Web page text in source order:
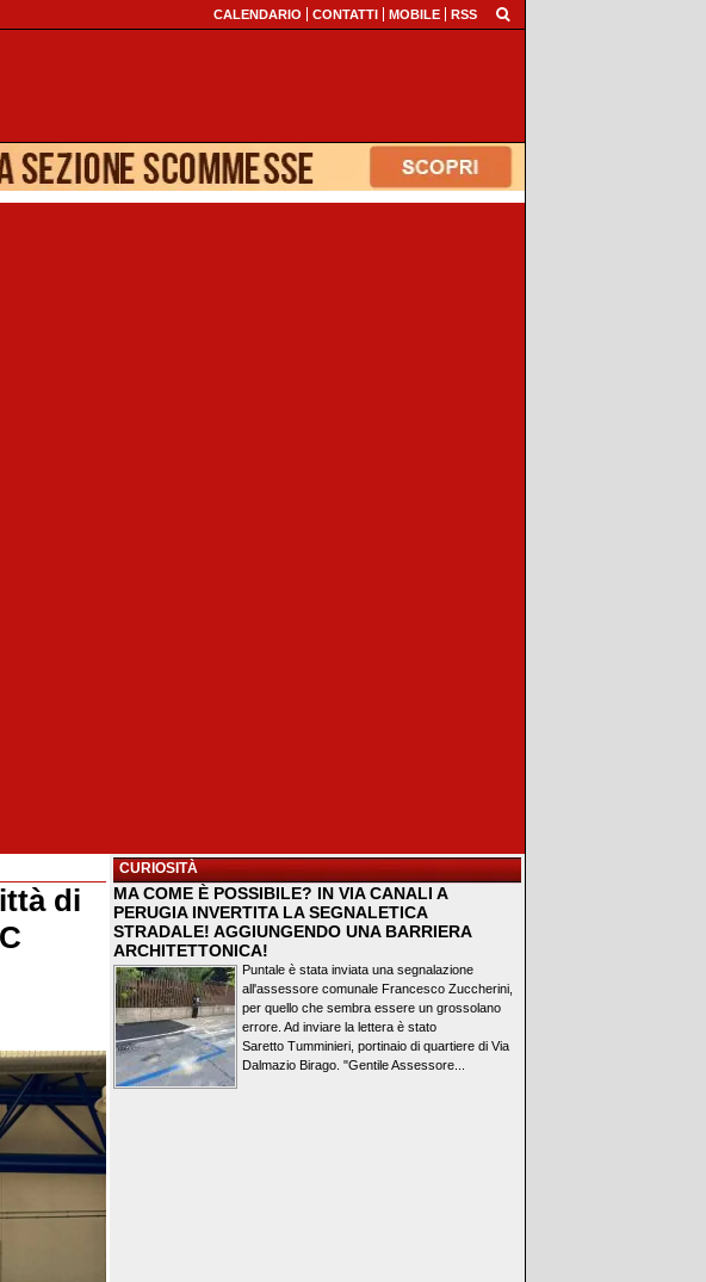
CALENDARIO CONTATTI MOBILE RSS
di
CURIOSITÀ
MA COME È POSSIBILE? IN VIA CANALI A
PERUGIA INVERTITA LA SEGNALETICA
STRADALE! AGGIUNGENDO UNA BARRIERA
ARCHITETTONICA!
Puntale è stata inviata una segnalazione
all'assessore comunale Francesco Zuccherini,
per quello che sembra essere un grossolano
errore. Ad inviare la lettera è stato
Saretto Tumminieri, portinaio di quartiere di Via
Dalmazio Birago. "Gentile Assessore...